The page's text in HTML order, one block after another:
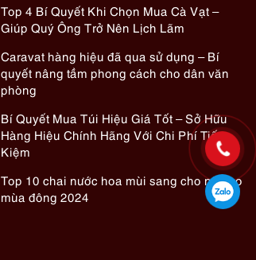
Top 4 Bí Quyết Khi Chọn Mua Cà Vạt –
Giúp Quý Ông Trở Nên Lịch Lãm
Caravat hàng hiệu đã qua sử dụng – Bí
quyết nâng tầm phong cách cho dân văn
phòng
Bí Quyết Mua Túi Hiệu Giá Tốt – Sở Hữu
Hàng Hiệu Chính Hãng Với Chi Phí Tiết
Kiệm
Top 10 chai nước hoa mùi sang cho nữ cho
mùa đông 2024